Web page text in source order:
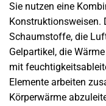
Sie nutzen eine
Konstruktionsweisen.
Schaumstoffe, die
Gelpartikel, die
mit
Elemente arbeiten
Körperwärme